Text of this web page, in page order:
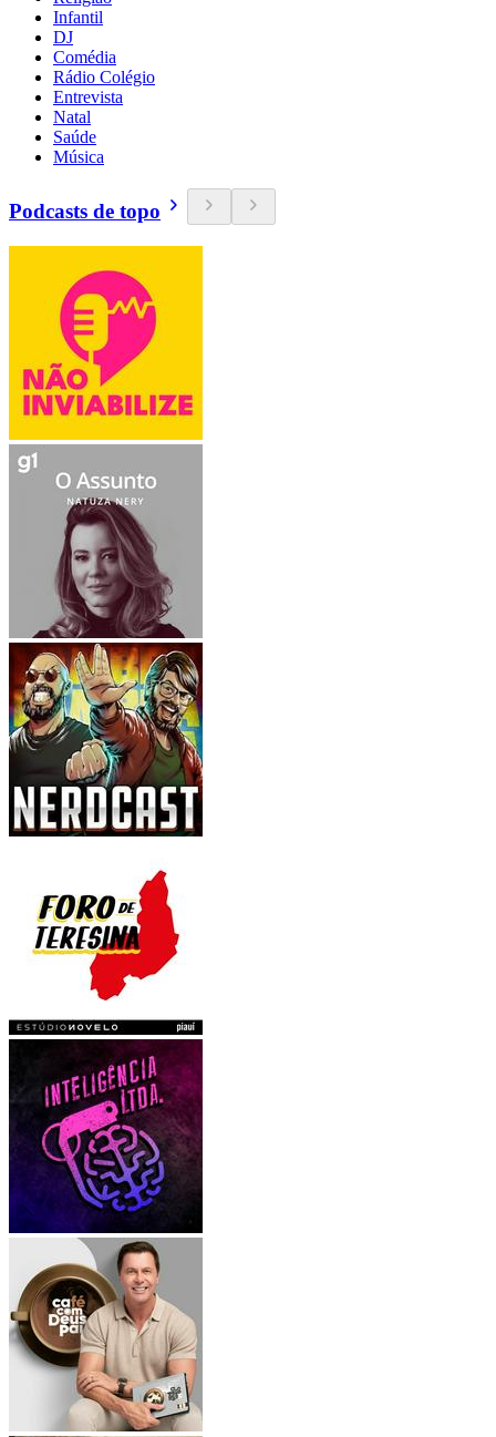
Infantil
DJ
Comédia
Rádio Colégio
Entrevista
Natal
Saúde
Música
Podcasts de topo